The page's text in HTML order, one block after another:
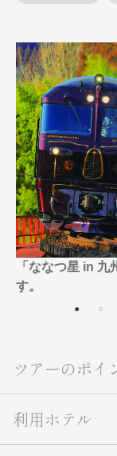
1月
6月
10月
ゴー
お盆
ブランド
“知究
夢の
目的・
特別
一都
絶景
世界
冬の
9月
お盆
ブランド
夢の
四季
目的・
紅葉
美食
アド
キング
「ななつ星 in
す。
ツアーのポイ
利用ホテル